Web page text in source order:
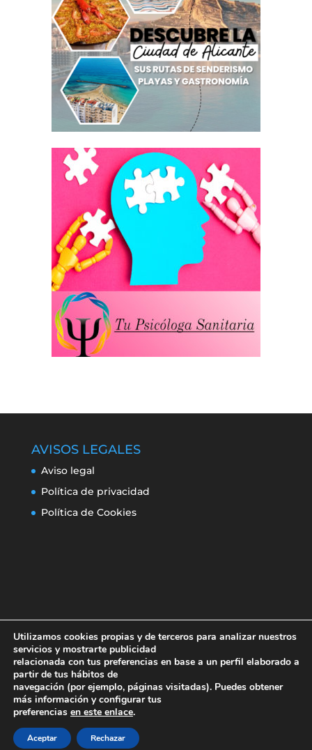
AVISOS LEGALES
Aviso legal
Política de privacidad
Política de Cookies
Aviso legal
Política de privacidad
Política de Cookies
Erroresclima 2019-220
Utilizamos cookies propias y de terceros para analizar nuestros
servicios y mostrarte publicidad
relacionada con tus preferencias en base a un perfil elaborado a
partir de tus hábitos de
navegación (por ejemplo, páginas visitadas). Puedes obtener
más información y configurar tus
preferencias en este enlace.
Aceptar Rechazar